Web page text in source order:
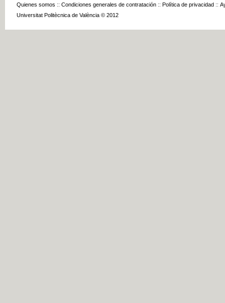
Quienes somos :: Condiciones generales de contratación :: Política de privacidad ::
Universitat Politècnica de València © 2012